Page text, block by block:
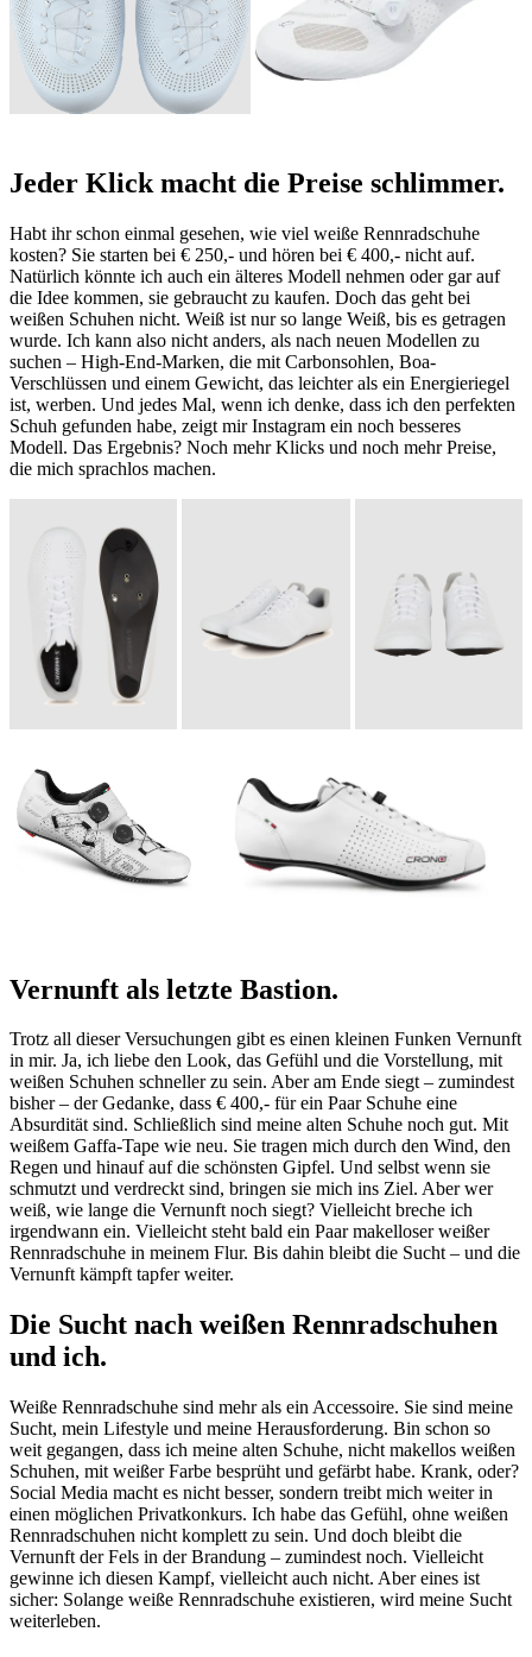
Jeder Klick macht die Preise schlimmer.
Habt ihr schon einmal gesehen, wie viel weiße Rennradschuhe
kosten? Sie starten bei € 250,- und hören bei € 400,- nicht auf.
Natürlich könnte ich auch ein älteres Modell nehmen oder gar auf
die Idee kommen, sie gebraucht zu kaufen. Doch das geht bei
weißen Schuhen nicht. Weiß ist nur so lange Weiß, bis es getragen
wurde. Ich kann also nicht anders, als nach neuen Modellen zu
suchen – High-End-Marken, die mit Carbonsohlen, Boa-
Verschlüssen und einem Gewicht, das leichter als ein Energieriegel
ist, werben. Und jedes Mal, wenn ich denke, dass ich den perfekten
Schuh gefunden habe, zeigt mir Instagram ein noch besseres
Modell. Das Ergebnis? Noch mehr Klicks und noch mehr Preise,
die mich sprachlos machen.
Vernunft als letzte Bastion.
Trotz all dieser Versuchungen gibt es einen kleinen Funken Vernunft
in mir. Ja, ich liebe den Look, das Gefühl und die Vorstellung, mit
weißen Schuhen schneller zu sein. Aber am Ende siegt – zumindest
bisher – der Gedanke, dass € 400,- für ein Paar Schuhe eine
Absurdität sind. Schließlich sind meine alten Schuhe noch gut. Mit
weißem Gaffa-Tape wie neu. Sie tragen mich durch den Wind, den
Regen und hinauf auf die schönsten Gipfel. Und selbst wenn sie
schmutzt und verdreckt sind, bringen sie mich ins Ziel. Aber wer
weiß, wie lange die Vernunft noch siegt? Vielleicht breche ich
irgendwann ein. Vielleicht steht bald ein Paar makelloser weißer
Rennradschuhe in meinem Flur. Bis dahin bleibt die Sucht – und die
Vernunft kämpft tapfer weiter.
Die Sucht nach weißen Rennradschuhen
und ich.
Weiße Rennradschuhe sind mehr als ein Accessoire. Sie sind meine
Sucht, mein Lifestyle und meine Herausforderung. Bin schon so
weit gegangen, dass ich meine alten Schuhe, nicht makellos weißen
Schuhen, mit weißer Farbe besprüht und gefärbt habe. Krank, oder?
Social Media macht es nicht besser, sondern treibt mich weiter in
einen möglichen Privatkonkurs. Ich habe das Gefühl, ohne weißen
Rennradschuhen nicht komplett zu sein. Und doch bleibt die
Vernunft der Fels in der Brandung – zumindest noch. Vielleicht
gewinne ich diesen Kampf, vielleicht auch nicht. Aber eines ist
sicher: Solange weiße Rennradschuhe existieren, wird meine Sucht
weiterleben.